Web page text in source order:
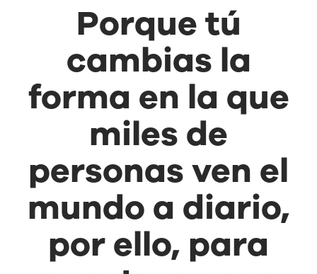
Porque tú
cambias la
forma en la que
miles de
personas ven el
mundo a diario,
por ello, para